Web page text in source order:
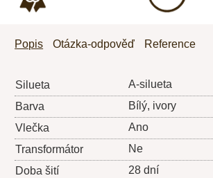
Popis Otázka-odpověď Reference
Silueta
A-silueta
Barva
Bílý, ivory
Vlečka
Ano
Transformátor
Ne
Doba šití
28 dní